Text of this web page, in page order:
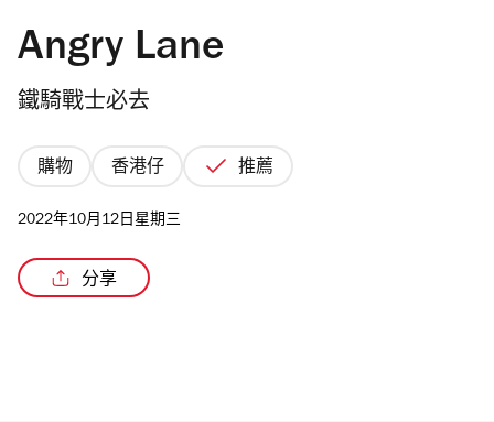
Angry Lane
鐵騎戰士必去
購物 香港仔 推薦
2022年10月12日星期三
分享